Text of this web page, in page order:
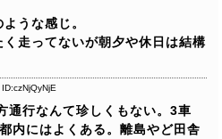
な感じ。
走ってないが朝夕や休日は結構
ID:czNjQyNjE
通行なんて珍しくもない。3車
内にはよくある。離島やど田舎